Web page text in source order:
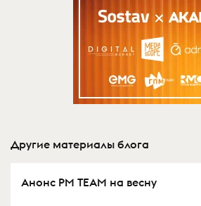
Другие материалы блога
Анонс PM TEAM на весну